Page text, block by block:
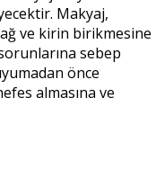
Makyaj,
ve kirin birikmesine
sebep
önce
almasına ve